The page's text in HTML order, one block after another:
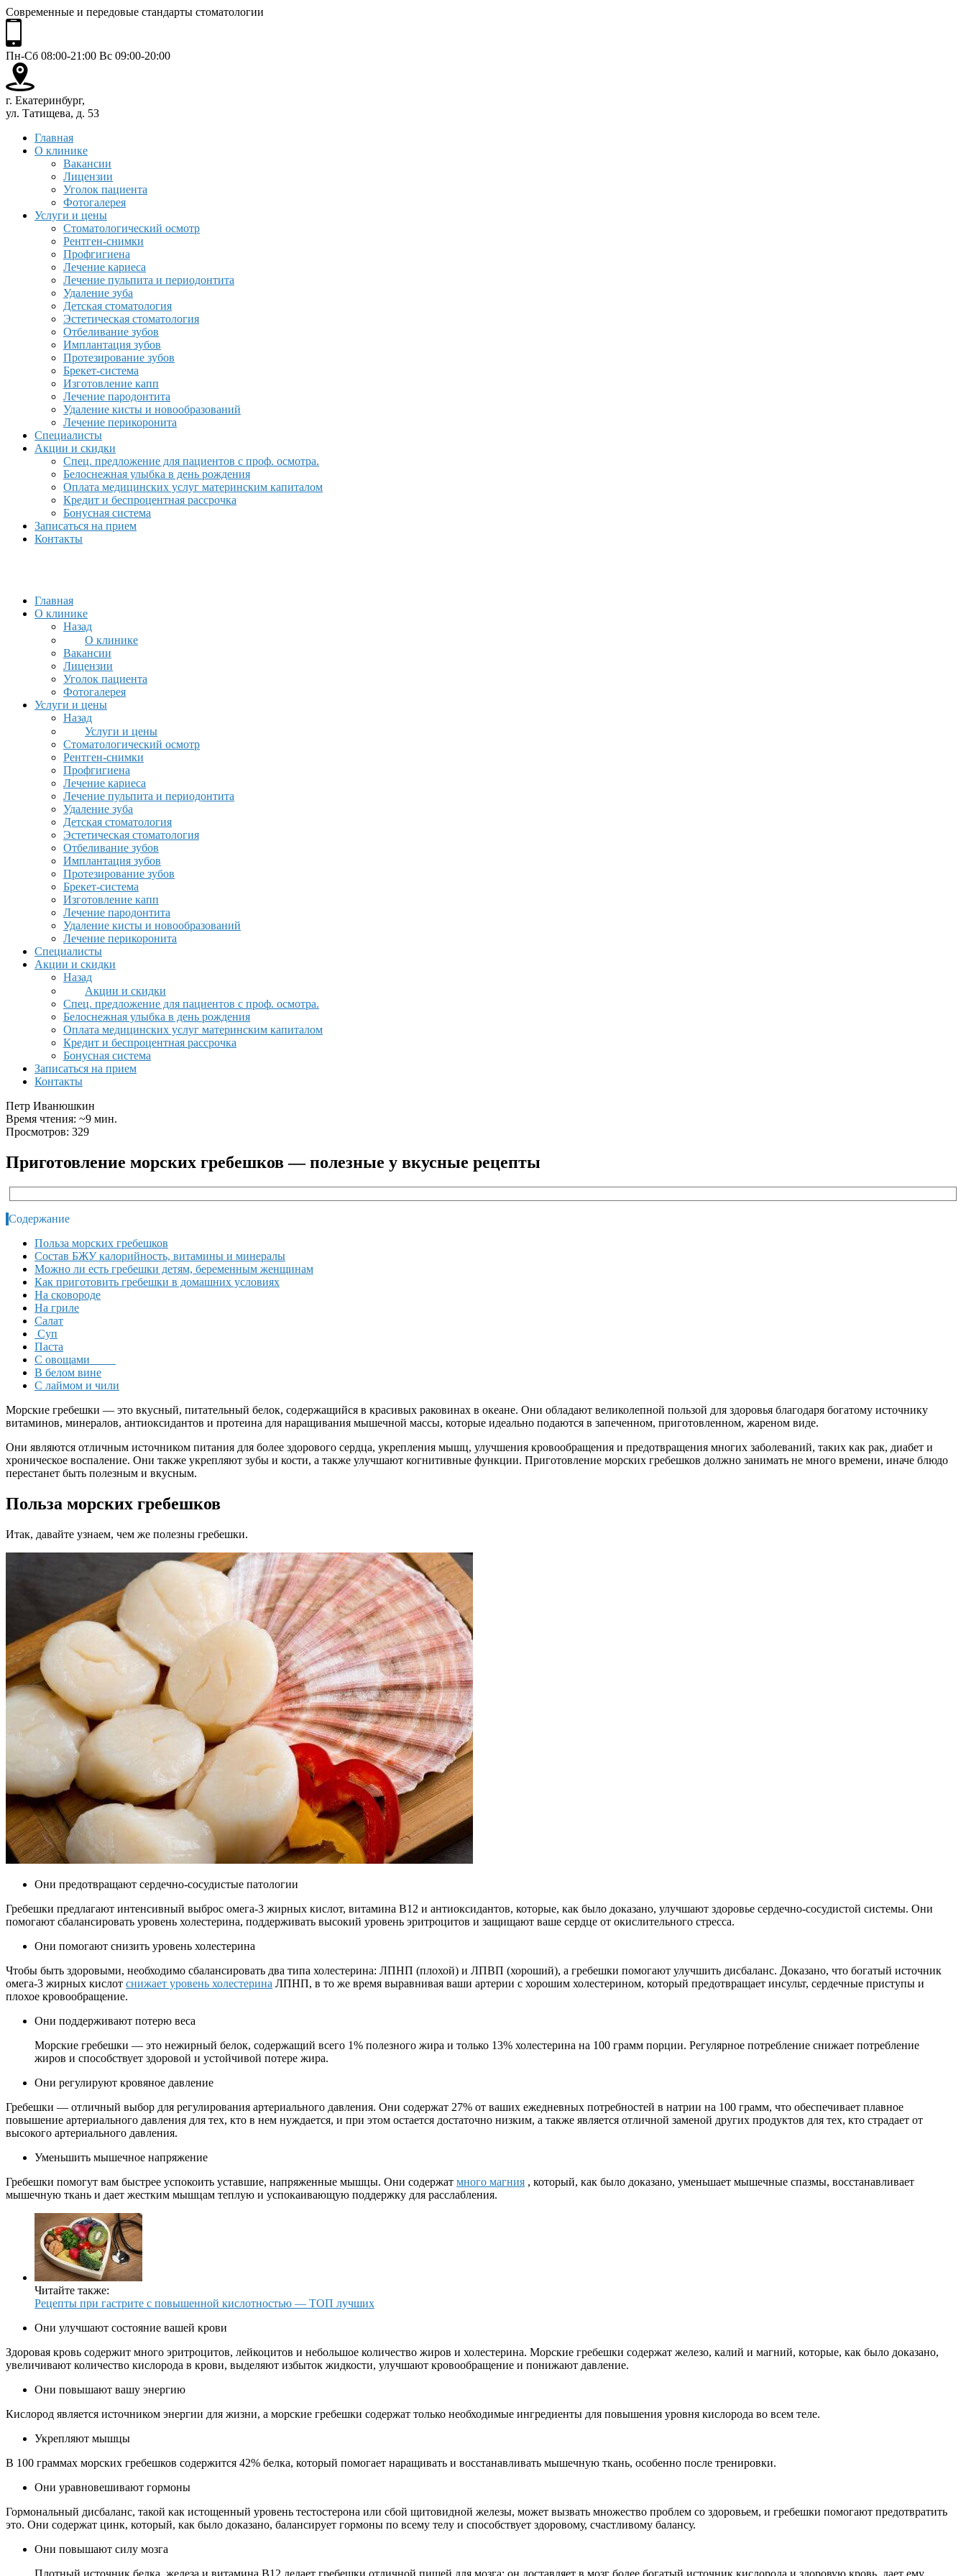
Современные и передовые стандарты стоматологии
Пн-Сб 08:00-21:00 Вс 09:00-20:00
г. Екатеринбург,
ул. Татищева, д. 53
Главная
О клинике
Вакансии
Лицензии
Уголок пациента
Фотогалерея
Услуги и цены
Стоматологический осмотр
Рентген-снимки
Профгигиена
Лечение кариеса
Лечение пульпита и периодонтита
Удаление зуба
Детская стоматология
Эстетическая стоматология
Отбеливание зубов
Имплантация зубов
Протезирование зубов
Брекет-система
Изготовление капп
Лечение пародонтита
Удаление кисты и новообразований
Лечение перикоронита
Специалисты
Акции и скидки
Спец. предложение для пациентов с проф. осмотра.
Белоснежная улыбка в день рождения
Оплата медицинских услуг материнским капиталом
Кредит и беспроцентная рассрочка
Бонусная система
Записаться на прием
Контакты
Главная
О клинике
Назад
О клинике
Вакансии
Лицензии
Уголок пациента
Фотогалерея
Услуги и цены
Назад
Услуги и цены
Стоматологический осмотр
Рентген-снимки
Профгигиена
Лечение кариеса
Лечение пульпита и периодонтита
Удаление зуба
Детская стоматология
Эстетическая стоматология
Отбеливание зубов
Имплантация зубов
Протезирование зубов
Брекет-система
Изготовление капп
Лечение пародонтита
Удаление кисты и новообразований
Лечение перикоронита
Специалисты
Акции и скидки
Назад
Акции и скидки
Спец. предложение для пациентов с проф. осмотра.
Белоснежная улыбка в день рождения
Оплата медицинских услуг материнским капиталом
Кредит и беспроцентная рассрочка
Бонусная система
Записаться на прием
Контакты
Петр Иванюшкин
Время чтения: ~9 мин.
Просмотров: 329
Приготовление морских гребешков — полезные у вкусные рецепты
Содержание
Польза морских гребешков
Состав БЖУ калорийность, витамины и минералы
Можно ли есть гребешки детям, беременным женщинам
Как приготовить гребешки в домашних условиях
На сковороде
На гриле
Салат
Суп
Паста
С овощами
В белом вине
С лаймом и чили
Морские гребешки — это вкусный, питательный белок, содержащийся в красивых раковинах в океане. Они обладают великолепной пользой для здоровья благодаря богатому источнику
витаминов, минералов, антиоксидантов и протеина для наращивания мышечной массы, которые идеально подаются в запеченном, приготовленном, жареном виде.
Они являются отличным источником питания для более здорового сердца, укрепления мышц, улучшения кровообращения и предотвращения многих заболеваний, таких как рак, диабет и
хроническое воспаление. Они также укрепляют зубы и кости, а также улучшают когнитивные функции. Приготовление морских гребешков должно занимать не много времени, иначе блюдо
перестанет быть полезным и вкусным.
Польза морских гребешков
Итак, давайте узнаем, чем же полезны гребешки.
Они предотвращают сердечно-сосудистые патологии
Гребешки предлагают интенсивный выброс омега-3 жирных кислот, витамина В12 и антиоксидантов, которые, как было доказано, улучшают здоровье сердечно-сосудистой системы. Они
помогают сбалансировать уровень холестерина, поддерживать высокий уровень эритроцитов и защищают ваше сердце от окислительного стресса.
Они помогают снизить уровень холестерина
Чтобы быть здоровыми, необходимо сбалансировать два типа холестерина: ЛПНП (плохой) и ЛПВП (хороший), а гребешки помогают улучшить дисбаланс. Доказано, что богатый источник
омега-3 жирных кислот снижает уровень холестерина ЛПНП, в то же время выравнивая ваши артерии с хорошим холестерином, который предотвращает инсульт, сердечные приступы и
плохое кровообращение.
Они поддерживают потерю веса
Морские гребешки — это нежирный белок, содержащий всего 1% полезного жира и только 13% холестерина на 100 грамм порции. Регулярное потребление снижает потребление
жиров и способствует здоровой и устойчивой потере жира.
Они регулируют кровяное давление
Гребешки — отличный выбор для регулирования артериального давления. Они содержат 27% от ваших ежедневных потребностей в натрии на 100 грамм, что обеспечивает плавное
повышение артериального давления для тех, кто в нем нуждается, и при этом остается достаточно низким, а также является отличной заменой других продуктов для тех, кто страдает от
высокого артериального давления.
Уменьшить мышечное напряжение
Гребешки помогут вам быстрее успокоить уставшие, напряженные мышцы. Они содержат много магния , который, как было доказано, уменьшает мышечные спазмы, восстанавливает
мышечную ткань и дает жестким мышцам теплую и успокаивающую поддержку для расслабления.
Читайте также:
Рецепты при гастрите с повышенной кислотностью — ТОП лучших
Они улучшают состояние вашей крови
Здоровая кровь содержит много эритроцитов, лейкоцитов и небольшое количество жиров и холестерина. Морские гребешки содержат железо, калий и магний, которые, как было доказано,
увеличивают количество кислорода в крови, выделяют избыток жидкости, улучшают кровообращение и понижают давление.
Они повышают вашу энергию
Кислород является источником энергии для жизни, а морские гребешки содержат только необходимые ингредиенты для повышения уровня кислорода во всем теле.
Укрепляют мышцы
В 100 граммах морских гребешков содержится 42% белка, который помогает наращивать и восстанавливать мышечную ткань, особенно после тренировки.
Они уравновешивают гормоны
Гормональный дисбаланс, такой как истощенный уровень тестостерона или сбой щитовидной железы, может вызвать множество проблем со здоровьем, и гребешки помогают предотвратить
это. Они содержат цинк, который, как было доказано, балансирует гормоны по всему телу и способствует здоровому, счастливому балансу.
Они повышают силу мозга
Плотный источник белка, железа и витамина B12 делает гребешки отличной пищей для мозга: он доставляет в мозг более богатый источник кислорода и здоровую кровь, дает ему